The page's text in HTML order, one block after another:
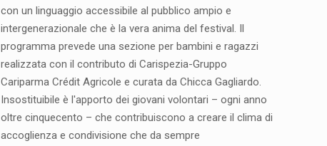
con un linguaggio accessibile al pubblico ampio e
intergenerazionale che è la vera anima del festival. Il
programma prevede una sezione per bambini e ragazzi
realizzata con il contributo di Carispezia-Gruppo
Cariparma Crédit Agricole e curata da Chicca Gagliardo.
Insostituibile è l'apporto dei giovani volontari – ogni anno
oltre cinquecento – che contribuiscono a creare il clima di
accoglienza e condivisione che da sempre